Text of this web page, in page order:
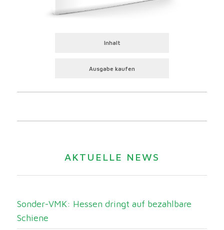
Inhalt
Ausgabe kaufen
AKTUELLE NEWS
Sonder-VMK: Hessen dringt auf bezahlbare
Schiene